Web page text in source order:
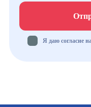
Я даю согласие